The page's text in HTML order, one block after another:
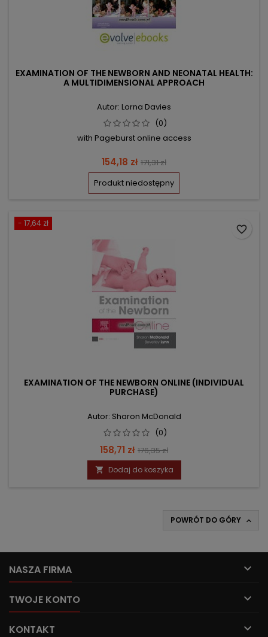
EXAMINATION OF THE NEWBORN AND NEONATAL HEALTH:
A MULTIDIMENSIONAL APPROACH
Autor: Lorna Davies
(0)
with Pageburst online access
Cena
154,18 zł Cena
podstawowa
171,31 zł
Produkt niedostępny
- 17,64 zł
EXAMINATION OF THE NEWBORN ONLINE (INDIVIDUAL
PURCHASE)
Autor: Sharon McDonald
(0)
Cena
158,71 zł Cena
podstawowa
176,35 zł
 Dodaj do koszyka
favorite_border
POWRÓT DO GÓRY 
NASZA FIRMA 
TWOJE KONTO 
KONTAKT 